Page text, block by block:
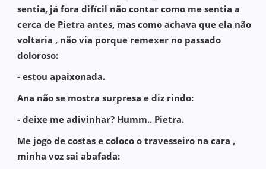
sentia, já fora difícil não contar como me sentia a
cerca de Pietra antes, mas como achava que ela não
voltaria , não via porque remexer no passado
doloroso:
- estou apaixonada.
Ana não se mostra surpresa e diz rindo:
- deixe me adivinhar? Humm.. Pietra.
Me jogo de costas e coloco o travesseiro na cara ,
minha voz sai abafada: